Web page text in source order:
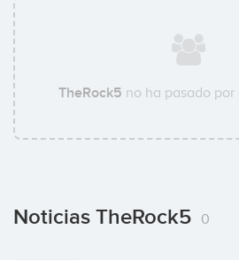
TheRock5 no ha pasado
Noticias TheRock5 0